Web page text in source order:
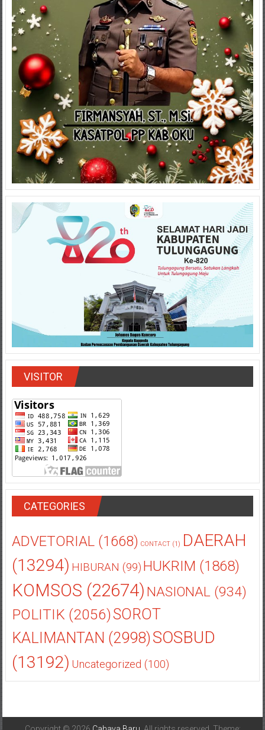
VISITOR
CATEGORIES
ADVETORIAL(1668) CONTACT(1) DAERAH
(13294) HIBURAN (99) HUKRIM (1868)
KOMSOS (22674) NASIONAL(934)
POLITIK(2056)SOROT
KALIMANTAN (2998)SOSBUD
(13192) Uncategorized (100)